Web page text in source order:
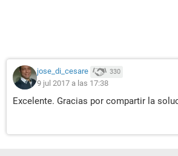
jose_di_cesare 330
9 jul 2017 a las 17:38
Excelente. Gracias por compartir la